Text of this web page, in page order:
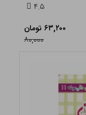
۴.۵
۶۳,۲۰۰ تومان
۸۰,۰۰۰